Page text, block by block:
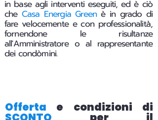
in base agli interventi eseguiti, ed è ciò
che Casa Energia Greenè in grado di
fare velocemente e con professionalità,
fornendone le risultanze
all'Amministratore o al rappresentante
dei condòmini.
Offerta e condizioni di